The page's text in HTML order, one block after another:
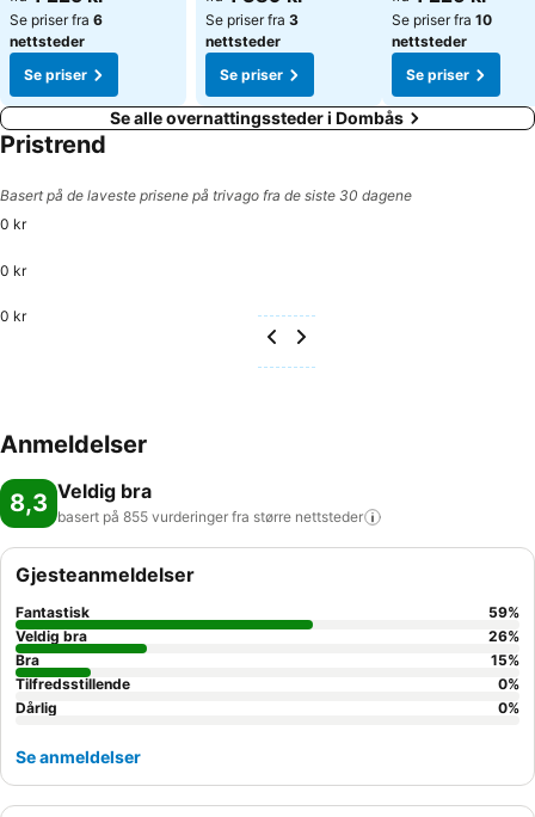
Se priser fra 6
nettsteder
Se priser
Se priser fra 3
nettsteder
Se priser
Se priser fra 10
nettsteder
Se priser
Se alle overnattingssteder i Dombås
Pristrend
Basert på de laveste prisene på trivago fra de siste 30 dagene
0 kr
0 kr
0 kr
Anmeldelser
8,3 Veldig bra
basert på 855 vurderinger fra større nettsteder
Gjesteanmeldelser
Fantastisk 59%
Veldig bra
26%
Bra
15%
Tilfredsstillende
0%
Dårlig
0%
Se anmeldelser